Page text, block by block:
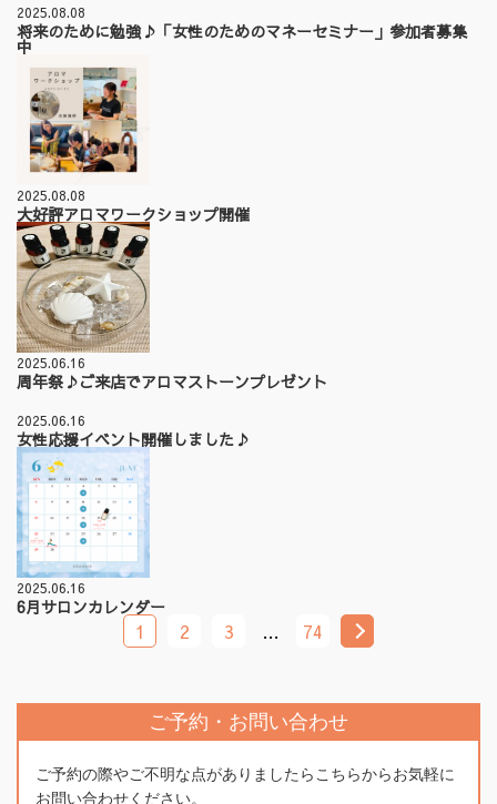
2025.08.08
将来のために勉強♪「女性のためのマネーセミナー」参加者募集
中
2025.08.08
大好評アロマワークショップ開催
2025.06.16
周年祭♪ご来店でアロマストーンプレゼント
2025.06.16
女性応援イベント開催しました♪
2025.06.16
6月サロンカレンダー
1 2 3 … 74
ご予約・お問い合わせ
ご予約の際やご不明な点がありましたらこちらからお気軽に
お問い合わせください。